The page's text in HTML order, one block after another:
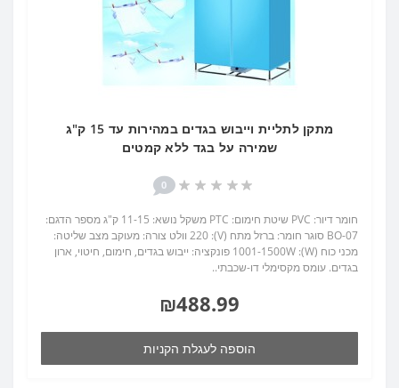
מתקן לתליית וייבוש בגדים במהירות עד 15 ק"ג
שמירה על בגד ללא קמטים
0
חומר דיור: PVC שיטת חימום: PTC משקל נושא: 11-15 ק"ג מספר הדגם:
BO-07 סוגר חומר: ברזל מתח (V): 220 וולט צורה: מעוקב מצב שליטה:
מכני כוח (W): 1001-1500W פונקציה: ייבוש בגדים, חימום, חיטוי, ארון
בגדים. עומס מקסימלי דו-שכבתי..
₪488.99
הוספה לעגלת הקניות